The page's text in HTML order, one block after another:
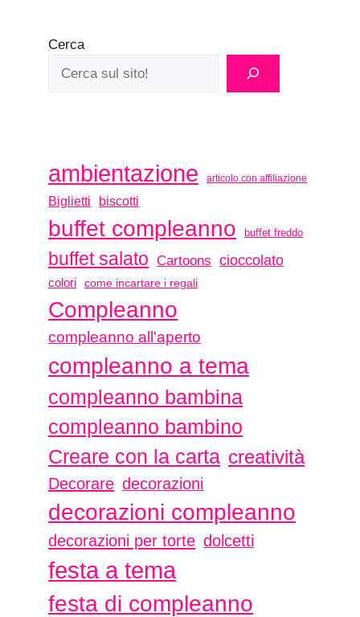
Cerca
ambientazione articolo con affiliazione
Biglietti biscotti
buffet compleanno buffet freddo
buffet salato Cartoons cioccolato
colori come incartare i regali
Compleanno
compleanno all'aperto
compleanno a tema
compleanno bambina
compleanno bambino
Creare con la carta creatività
Decorare decorazioni
decorazioni compleanno
decorazioni per torte dolcetti
festa a tema
festa di compleanno